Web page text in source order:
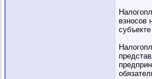
взносов